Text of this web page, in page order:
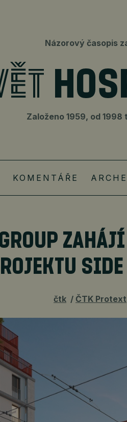
Názorový časopis
Založeno 1959, od 1998
KOMENTÁŘE
čtk ČTK Protext